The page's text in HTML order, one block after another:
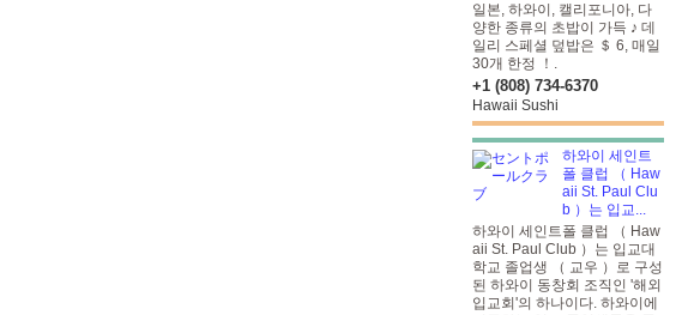
일본, 하와이, 캘리포니아, 다
양한 종류의 초밥이 가득 ♪ 데
일리 스페셜 덮밥은 ＄ 6, 매일
30개 한정 ！.
+1 (808) 734-6370
Hawaii Sushi
하와이 세인트
폴 클럽 （ Haw
aii St. Paul Clu
b ）는 입교...
하와이 세인트폴 클럽 （ Haw
aii St. Paul Club ）는 입교대
학교 졸업생 （ 교우 ）로 구성
된 하와이 동창회 조직인 '해외
입교회'의 하나이다. 하와이에